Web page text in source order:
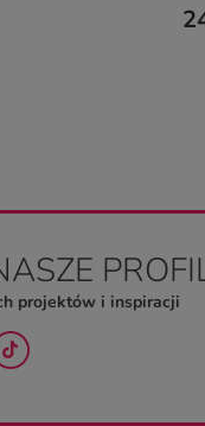
projektów i inspiracji